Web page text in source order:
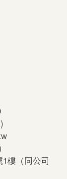
樓（同公司